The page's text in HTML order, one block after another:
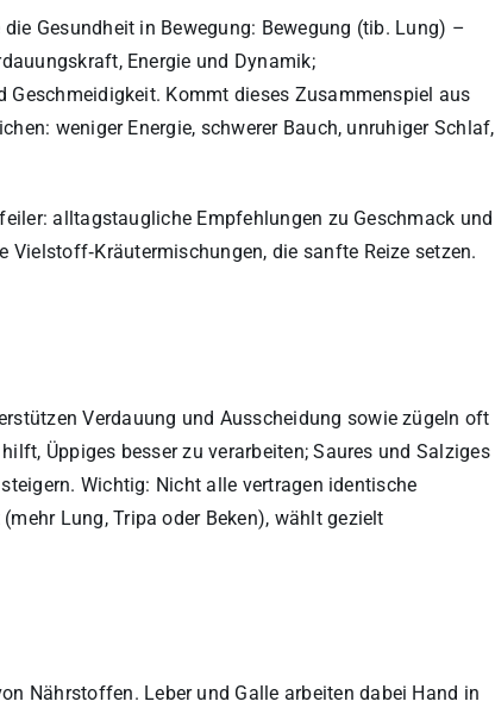
Gesundheit in Bewegung: Bewegung (tib. Lung) –
Energie und Dynamik;
Kommt dieses Zusammenspiel aus
weniger Energie, schwerer Bauch, unruhiger Schlaf,
alltagstaugliche Empfehlungen zu Geschmack und
die sanfte Reize setzen.
Verdauung und Ausscheidung sowie zügeln oft
Üppiges besser zu verarbeiten; Saures und Salziges
Wichtig: Nicht alle vertragen identische
Lung, Tripa oder Beken), wählt gezielt
Nährstoffen. Leber und Galle arbeiten dabei Hand in